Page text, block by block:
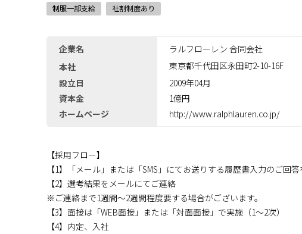
制服一部支給 社割制度あり
企業名
ラルフローレン 合同会社
本社
東京都千代田区永田町2-10-16F
設立日
2009年04月
資本金
1億円
ホームページ
http://www.ralphlauren.co.jp/
【採用フロー】
【1】「メール」または「SMS」にてお送りする履歴書入力のご回
【2】選考結果をメールにてご連絡
※ご連絡まで1週間～2週間程度要する場合がございます。
【3】面接は「WEB面接」または「対面面接」で実施（1～2次）
【4】内定、入社